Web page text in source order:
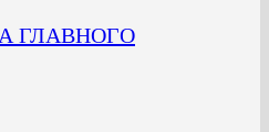
ГЛАВНОГО